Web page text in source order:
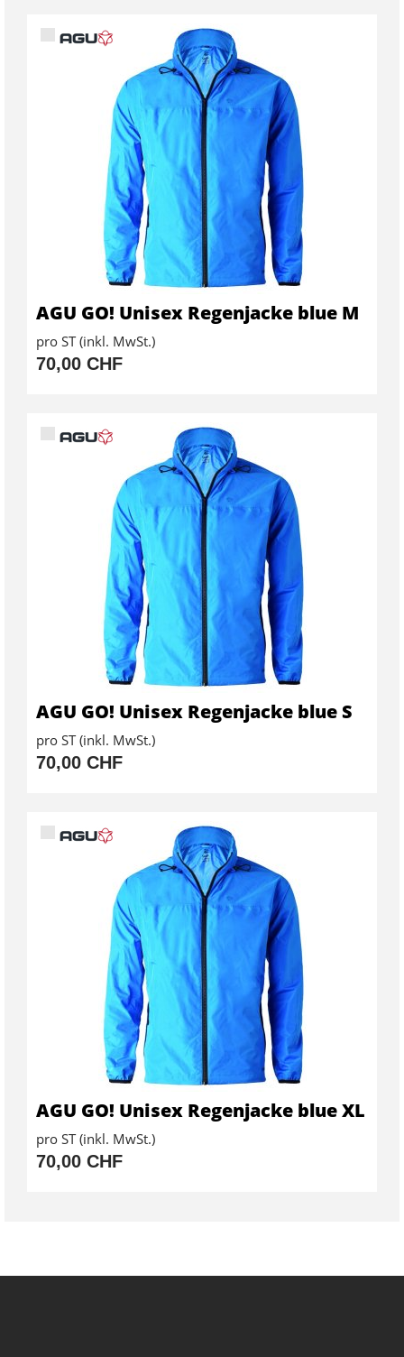
AGU GO! Unisex Regenjacke blue M
pro ST (inkl. MwSt.)
70,00 CHF
AGU GO! Unisex Regenjacke blue S
pro ST (inkl. MwSt.)
70,00 CHF
AGU GO! Unisex Regenjacke blue XL
pro ST (inkl. MwSt.)
70,00 CHF